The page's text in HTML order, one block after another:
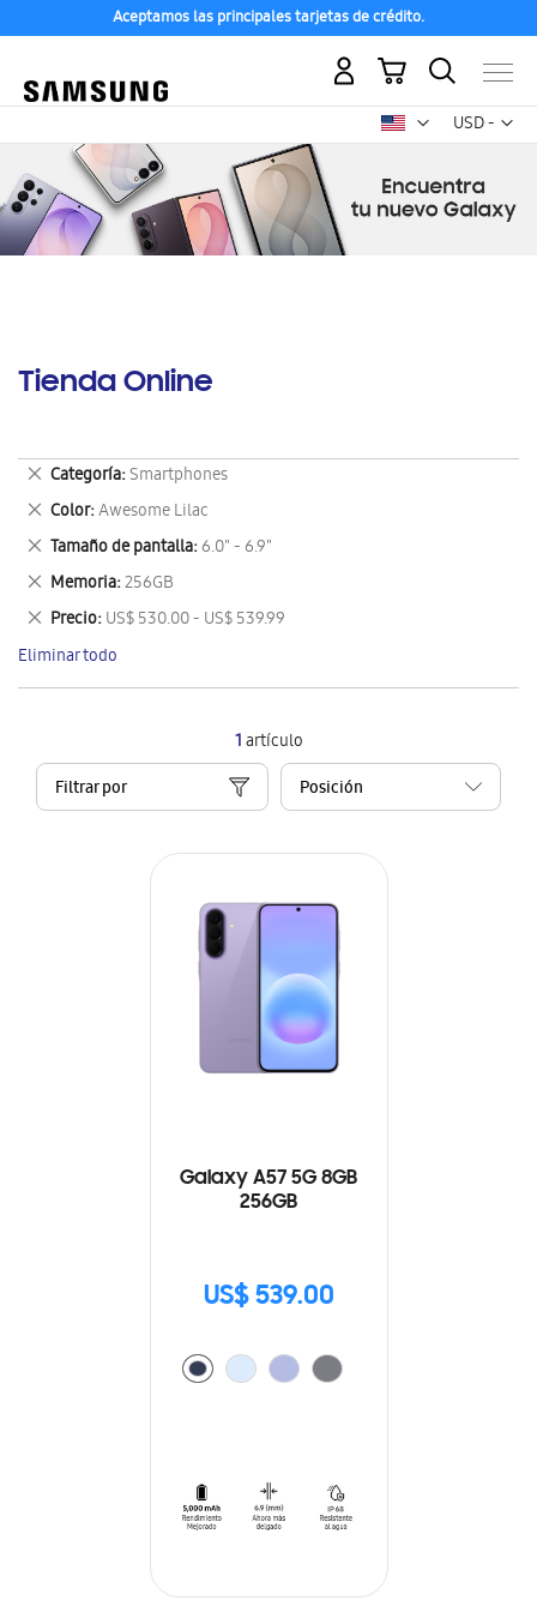
Aceptamos las principales tarjetas de crédito.
USD -
dólar
Mi carrito
Tienda Online
1artículo
Filtrar por
Galaxy A57 5G 8GB
256GB
US$ 539.00
Categoría Smartphones
Eliminar
este
artículo
Color Awesome Lilac
Eliminar
este
artículo
Tamaño de pantalla 6.0" - 6.9"
Eliminar
este
artículo
Memoria 256GB
Eliminar
este
artículo
Precio US$ 530.00 - US$ 539.99
Eliminar
este
artículo
Eliminar todo